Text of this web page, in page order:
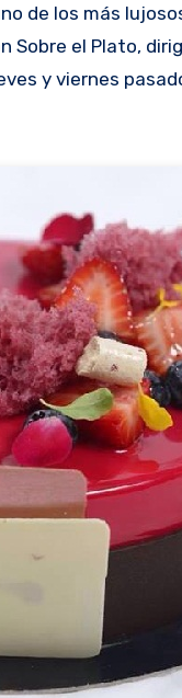
de los más
Sobre el Plato,
y viernes